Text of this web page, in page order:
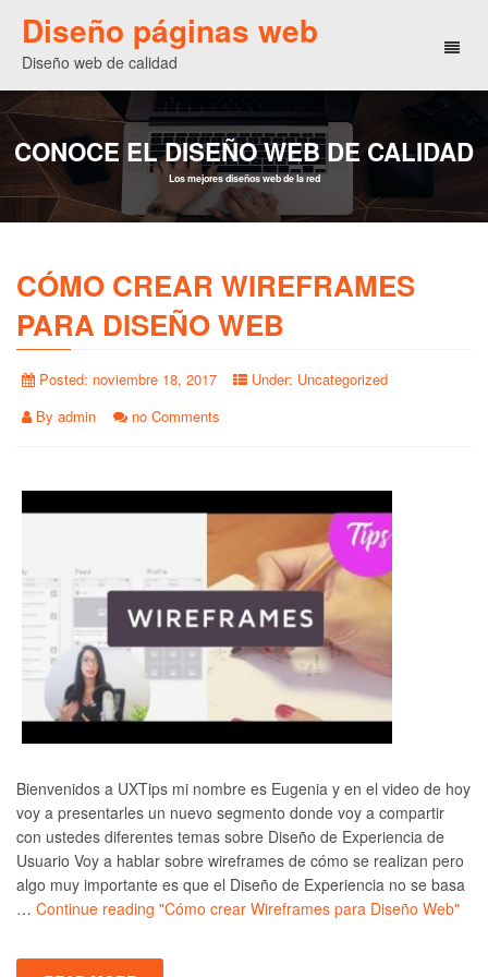
Diseño páginas web
Diseño web de calidad
CONOCE EL DISEÑO WEB DE CALIDAD
Los mejores diseños web de la red
CÓMO CREAR WIREFRAMES
PARA DISEÑO WEB
Posted: noviembre 18, 2017 Under: Uncategorized
By admin no Comments
Bienvenidos a UXTips mi nombre es Eugenia y en el video de hoy
voy a presentarles un nuevo segmento donde voy a compartir
con ustedes diferentes temas sobre Diseño de Experiencia de
Usuario Voy a hablar sobre wireframes de cómo se realizan pero
algo muy importante es que el Diseño de Experiencia no se basa
… Continue reading "Cómo crear Wireframes para Diseño Web"